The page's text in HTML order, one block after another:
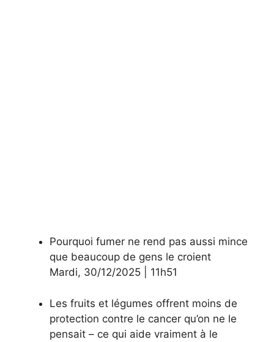
Pourquoi fumer ne rend pas aussi mince
que beaucoup de gens le croient
Mardi, 30/12/2025 11h51
Les fruits et légumes offrent moins de
protection contre le cancer qu’on ne le
pensait – ce qui aide vraiment à le